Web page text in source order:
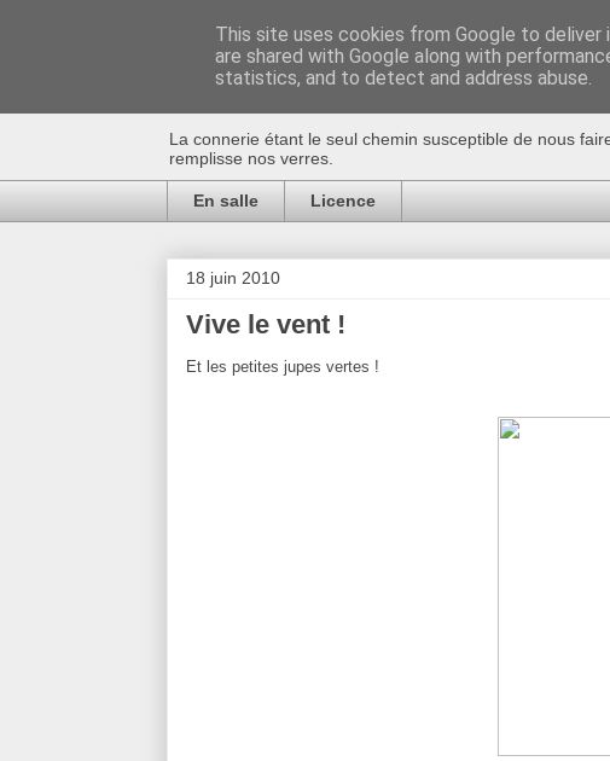
Au bistro !
La connerie étant le seul chemin susceptible de nous
remplisse nos verres.
En salle Licence
18 juin 2010
Vive le vent !
Et les petites jupes vertes !
This site uses cookies from Google to
are shared with Google along with
statistics, and to detect and address abuse.